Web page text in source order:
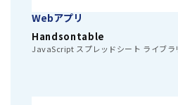
Webアプリ
Handsontable
JavaScript スプレッドシート ライブラ